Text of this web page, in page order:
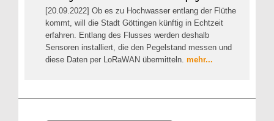
[20.09.2022] Ob es zu Hochwasser entlang der Flüthe
kommt, will die Stadt Göttingen künftig in Echtzeit
erfahren. Entlang des Flusses werden deshalb
Sensoren installiert, die den Pegelstand messen und
diese Daten per LoRaWAN übermitteln. mehr...